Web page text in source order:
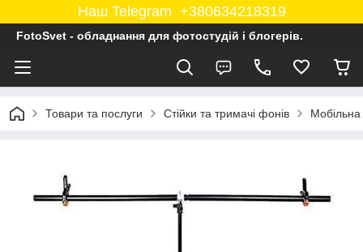
Наш Telegram +380634218319
FotoSvet - обладнання для фотостудій і блогерів.
Товари та послуги Стійки та тримачі фонів